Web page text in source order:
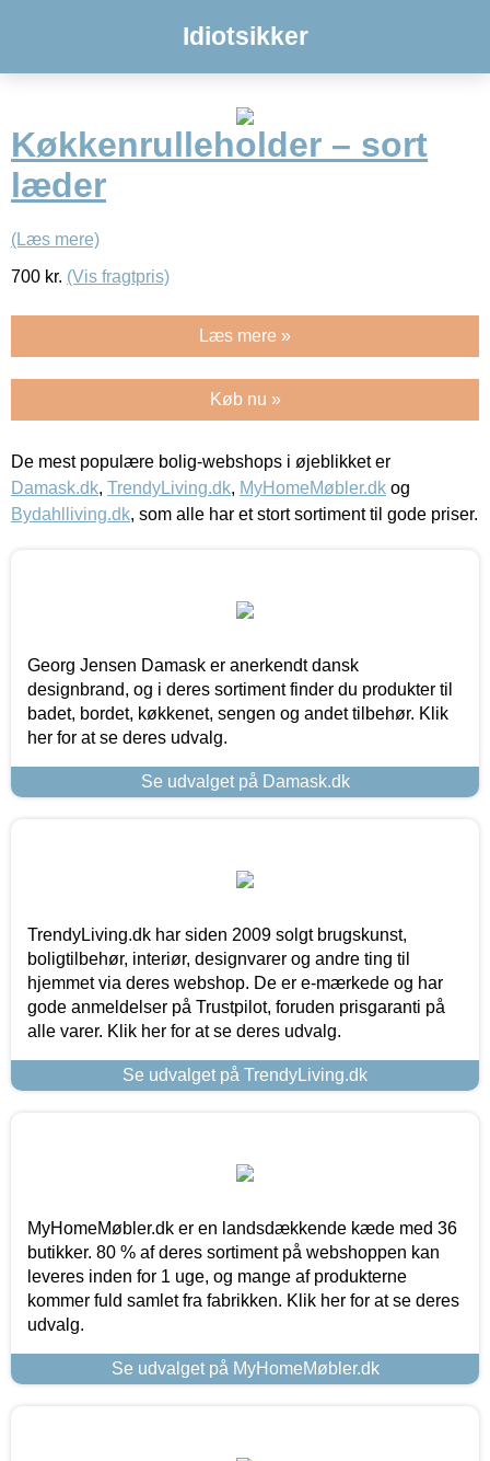
Idiotsikker
Køkkenrulleholder – sort
læder
(Læs mere)
700 kr. (Vis fragtpris)
Læs mere »
Køb nu »
De mest populære bolig-webshops i øjeblikket er
Damask.dk, TrendyLiving.dk, MyHomeMøbler.dk og
Bydahlliving.dk, som alle har et stort sortiment til gode priser.
Georg Jensen Damask er anerkendt dansk
designbrand, og i deres sortiment finder du produkter til
badet, bordet, køkkenet, sengen og andet tilbehør. Klik
her for at se deres udvalg.
Se udvalget på Damask.dk
TrendyLiving.dk har siden 2009 solgt brugskunst,
boligtilbehør, interiør, designvarer og andre ting til
hjemmet via deres webshop. De er e-mærkede og har
gode anmeldelser på Trustpilot, foruden prisgaranti på
alle varer. Klik her for at se deres udvalg.
Se udvalget på TrendyLiving.dk
MyHomeMøbler.dk er en landsdækkende kæde med 36
butikker. 80 % af deres sortiment på webshoppen kan
leveres inden for 1 uge, og mange af produkterne
kommer fuld samlet fra fabrikken. Klik her for at se deres
udvalg.
Se udvalget på MyHomeMøbler.dk